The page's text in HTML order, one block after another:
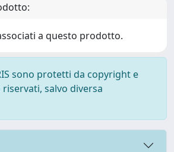
a questo prodotto.
sono protetti da copyright e
salvo diversa